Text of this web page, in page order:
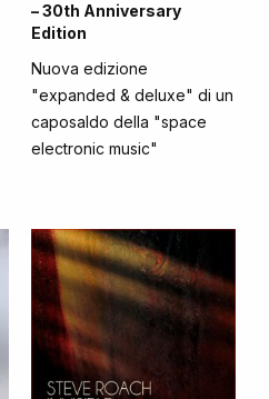
– 30th Anniversary
Edition
Nuova edizione
"expanded & deluxe" di un
caposaldo della "space
electronic music"